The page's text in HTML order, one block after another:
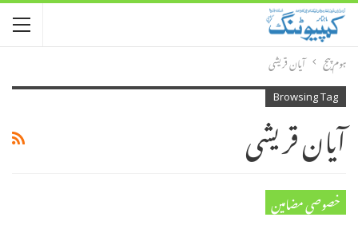
ہوم پیج آیان قریشی
Browsing Tag
آیان قریشی
خصوصی مضامین